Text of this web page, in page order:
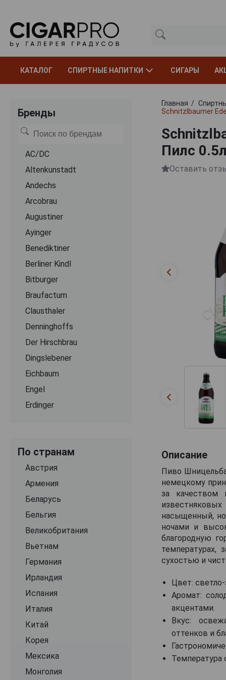
КАТАЛОГ СПИРТНЫЕ НАПИТКИ СИГАРЫ
Бренды
AC/DC
Altenkunstadt
Andechs
Arcobrau
Augustiner
Ayinger
Benediktiner
Berliner Kindl
Bitburger
Braufactum
Clausthaler
Denninghoffs
Der Hirschbrau
Dingslebener
Eichbaum
Engel
Erdinger
Grevensteiner
Grotwerg
Hasen Brau
Hirschbrau
Hofbrau
Hofbrauhaus
Hosl
Kaiserdom
Kloster-Brau
Klosterbrauerei Reutberg
Klosterkeller
Kostritzer
Krombacher
Krug-Brau
Kulmbacher
По странам
Австрия
Армения
Беларусь
Бельгия
Великобритания
Вьетнам
Германия
Ирландия
Испания
Италия
Китай
Корея
Мексика
Монголия
Главная
Schnitzlbaumer
Пилс 0.5л
Оставить
Описание
Пиво
немецкому
за качеством
насыщенный,
ночами и
благородную
температурах,
сухостью и
Цвет:
Аромат:
акцентами.
Вкус:
оттенков и
Температура